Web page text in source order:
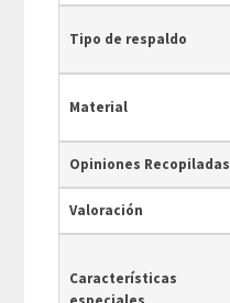
Tipo de respaldo
Material
Opiniones Recopiladas
Valoración
Características